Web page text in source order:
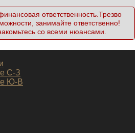
ответственность.Трезво
занимайте ответственно!
со всеми нюансами.
С-З
Ю-В